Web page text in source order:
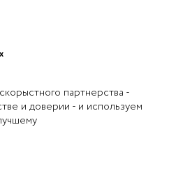
партнерства -
и доверии - и используем